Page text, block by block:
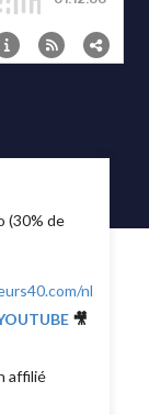
(30% de
nl
🎥
affilié